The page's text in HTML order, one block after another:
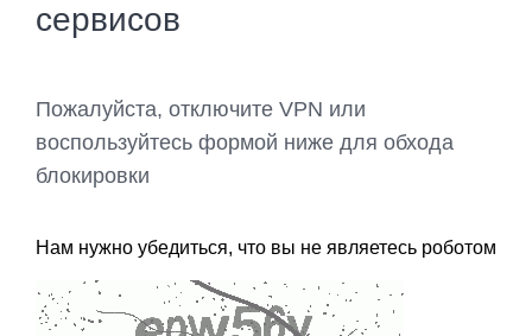
сервисов
Пожалуйста, отключите VPN или
воспользуйтесь формой ниже для обхода
блокировки
Нам нужно убедиться, что вы не являетесь роботом